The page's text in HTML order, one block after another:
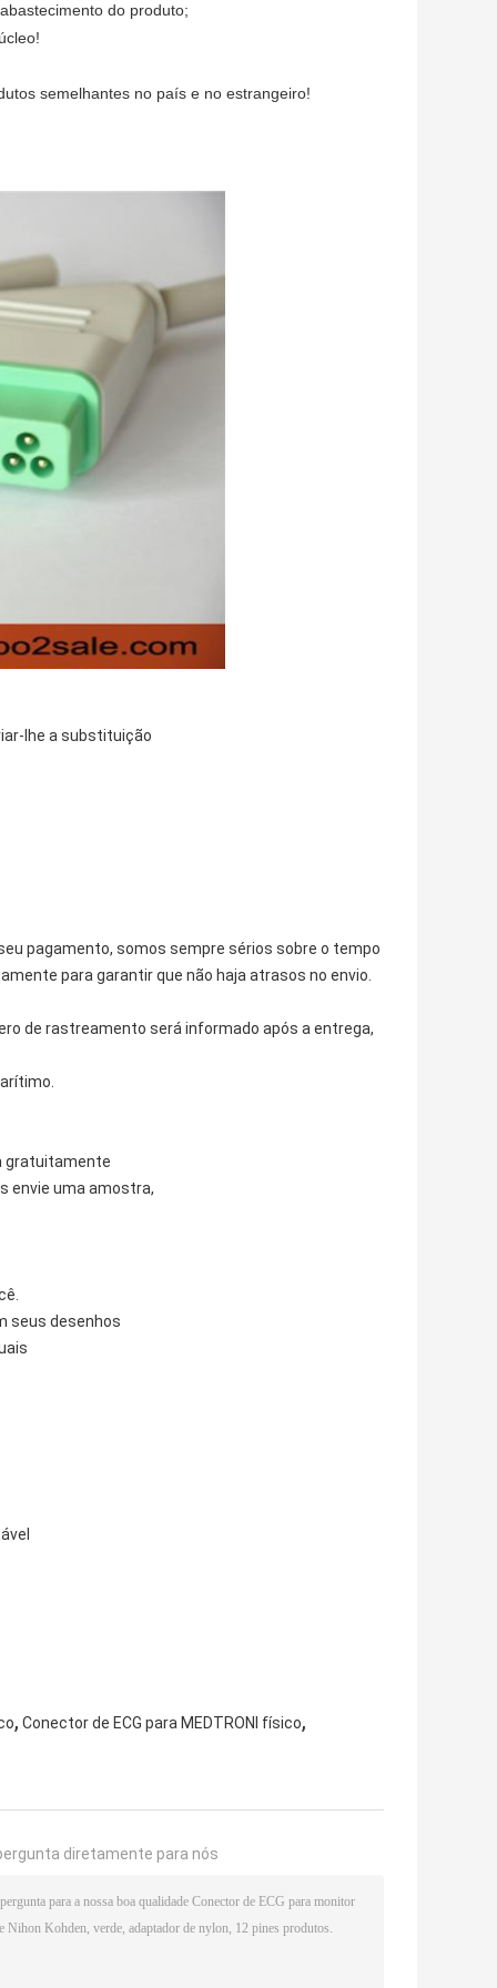
do produto;
semelhantes no país e no estrangeiro!
lhe a substituição
pagamento, somos sempre sérios sobre o tempo
para garantir que não haja atrasos no envio.
de rastreamento será informado após a entrega,
gratuitamente
envie uma amostra,
seus desenhos
, Conector de ECG para MEDTRONI físico,
diretamente para nós